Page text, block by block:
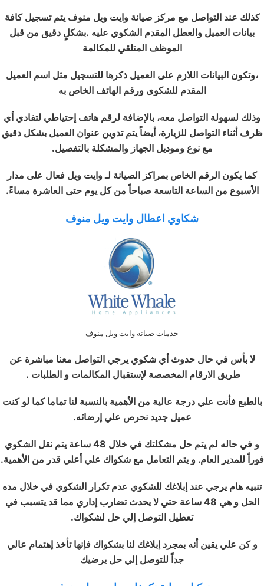
كذلك عند التواصل مع مركز صيانة وايت ويل منوف يتم تسجيل كافة
بيانات العميل والعطل المقدم الشكوي عليه .بشكلٍ دقيق من قبل
الموظف المتلقي للمكالمة
،وتكون البيانات اللازم على العميل ذكرها للتسجيل مثل اسم العميل
المقدم للشكوى ورقم الهاتف الخاص به
وذلك لسهولة التواصل معه، بالإضافة لرقم هاتف إحتياطي لتفادي أي
ظرف أثناء التواصل للزيارة، أيضاً يتم تدوين عنوان العميل بشكل دقيق
مع نوع وموديل الجهاز والمشكلة بالتفصيل.
كما يكون الرقم الخاص بمراكز الصيانة لـ وايت ويل فعال على مدار
الأسبوع من الساعة التاسعة صباحاً من كل يوم حتى العاشرة مساءً.
شكاوي اعطال وايت ويل منوف
خدمات صيانة وايت ويل منوف
لا بأس في حال حدوث أي شكوي يرجي التواصل معنا مباشرة عن
طريق الارقام المخصصة لإستقبال المكالمات و الطلبات .
بالطبع فأنت علي درجة عالية من الأهمية بالنسبة لنا تماما كما لو كنت
عميل جديد نحرص علي إرضائه.
و في حاله لم يتم حل مشكلتك في خلال 48 ساعة يتم نقل الشكوي
فوراً للمدير العام. و يتم التعامل مع شكواك علي أعلي قدر من الأهمية.
تنبيه هام يرجي عند إبلاغك للشكوي عدم تكرار الشكوي في خلال مده
الحل و هي 48 ساعة حتي لا يحدث تضارب إداري مما قد يتسبب في
تعطيل التوصل إلي حل لشكواك.
و كن علي يقين أنه بمجرد إبلاغك لنا بشكواك فإنها تأخذ إهتمام عالي
جداً للتوصل إلي حل يرضيك